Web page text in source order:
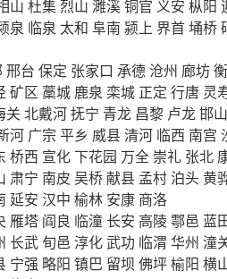
山 杜集 烈山 濉溪铜官 义安 枞阳
泉 临泉 太和 阜南 颍上 界首埇桥
邢台 保定 张家口 承德 沧州 廊坊
矿区 藁城 鹿泉 栾城 正定 行唐 灵
关 北戴河抚宁 青龙 昌黎 卢龙邯山
河 广宗 平乡 威县清河 临西 南宫
桥西 宣化下花园 万全 崇礼 张北
肃宁 南皮 吴桥献县 孟村 泊头黄
延安 汉中 榆林 安康 商洛
雁塔 阎良 临潼 长安 高陵鄠邑 蓝
长武旬邑 淳化武功 临渭 华州 潼
宁强 略阳 镇巴 留坝 佛坪榆阳 横